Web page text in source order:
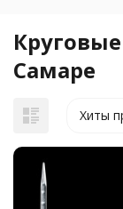
Самаре
Хиты